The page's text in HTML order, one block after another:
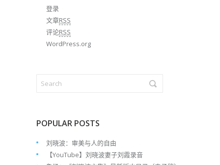
登录
文章RSS
评论RSS
WordPress.org
POPULAR POSTS
刘晓波：审美与人的自由
【YouTube】刘晓波妻子刘霞录音